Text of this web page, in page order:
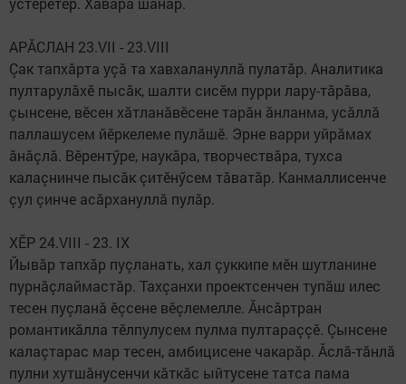
АРĂСЛАН 23.VII - 23.VIII
Çак тапхăрта уçă та хавхалануллă пулатăр. Аналитика
пултарулăхӗ пысăк, шалти сисӗм пурри лару-тăрăва,
çынсене, вӗсен хăтланăвӗсене тарăн ăнланма, усăллă
паллашусем йӗркелеме пулăшӗ. Эрне варри уйрăмах
ăнăçлă. Вӗрентӳре, наукăра, творчествăра, тухса
калаçнинче пысăк çитӗнӳсем тăватăр. Канмаллисенче
çул çинче асăрхануллă пулăр.
ХӖР 24.VIII - 23. IX
Йывăр тапхăр пуçланать, хал çуккипе мӗн шутланине
пурнăçлаймастăр. Тахçанхи проектсенчен тупăш илес
тесен пуçланă ӗçсене вӗçлемелле. Ăнсăртран
романтикăлла тӗлпулусем пулма пултараççӗ. Çынсене
калаçтарас мар тесен, амбицисене чакарăр. Ăслă-тăнлă
пулни хутшăнусенчи кăткăс ыйтусене татса пама